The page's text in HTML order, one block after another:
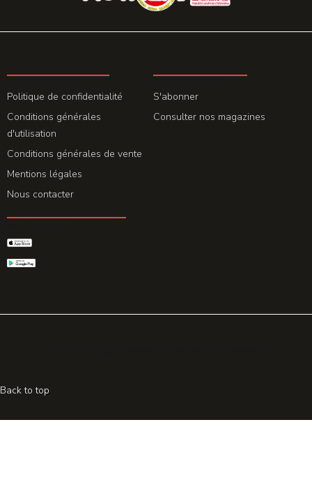
Politique de confidentialité
Conditions générales
d'utilisation
Conditions générales de vente
Mentions légales
Nous contacter
S'abonner
Consulter nos magazines
Back to top